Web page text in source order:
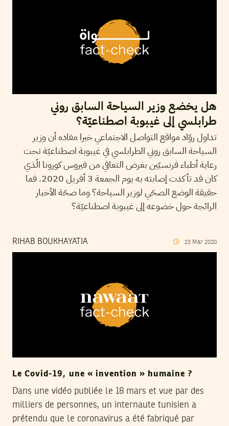
هل يخضع وزير السياحة السابق روني
طرابلسي إلى غيبوبة اصطناعيّة؟
تداول روّاد مواقع التواصل الاجتماعي خبرا مفاده أن وزير
السياحة السابق روني الطرابلسي في غيبوبة اصطناعيّة تحت
رعاية أطباء فرنسيّين بغرض التعافي من فيروس كورونا الّذي
كان قد تأكدت إصابته به يوم الجمعة 3 أفريل 2020. فما
حقيقة الوضع الصحّي لوزير السياحة؟ وما صحّة الأخبار
الرائجة حول خضوعه إلى غيبوبة اصطناعيّة؟
RIHAB BOUKHAYATIA 23 Mar 2020
Le Covid-19, une « invention » humaine ?
Dans une vidéo publiée le 18 mars et vue par des
milliers de personnes, un internaute tunisien a
prétendu que le coronavirus a été fabriqué par